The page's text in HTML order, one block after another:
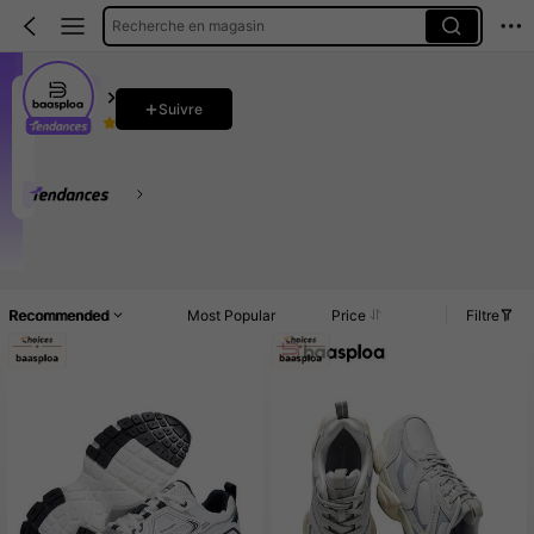
Recherche en magasin
Baasploa
Suivre
Ce magasin est sélectionné comme un
Recommended Most Popular Price Filtre